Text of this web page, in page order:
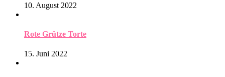
10. August 2022
Rote Grütze Torte
15. Juni 2022